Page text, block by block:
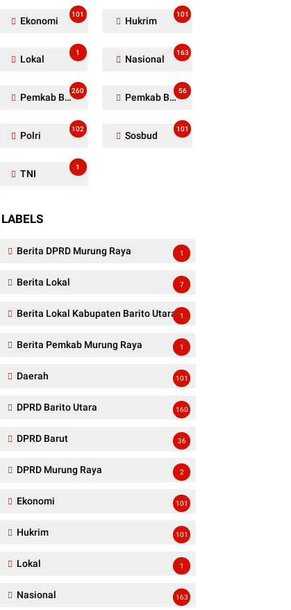
Ekonomi
101
Hukrim
101
Lokal
1
Nasional
163
Pemkab Barito Utara
260
Pemkab Barut
56
Polri
102
Sosbud
101
TNI
1
LABELS
Berita DPRD Murung Raya 1
Berita Lokal 7
Berita Lokal Kabupaten Barito Utara 1
Berita Pemkab Murung Raya 1
Daerah 101
DPRD Barito Utara 160
DPRD Barut 36
DPRD Murung Raya 2
Ekonomi 101
Hukrim 101
Lokal 1
Nasional 163